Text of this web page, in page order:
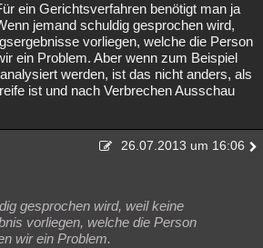
ein Gerichtsverfahren benötigt man ja
jemand schuldig gesprochen wird,
vorliegen, welche die Person
ein Problem. Aber wenn zum Beispiel
werden, ist das nicht anders, als
ist und nach Verbrechen Ausschau
26.07.2013 um 16:06
gesprochen wird, weil keine
vorliegen, welche die Person
wir ein Problem.